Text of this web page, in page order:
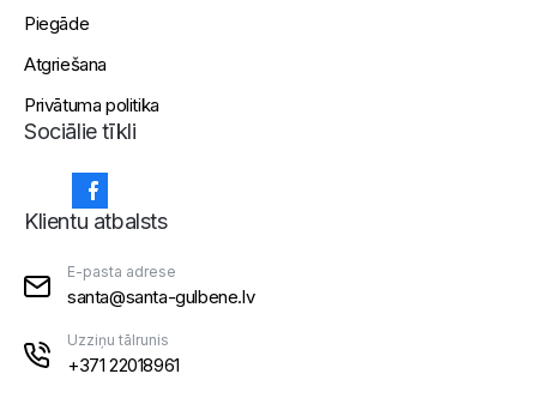
Piegāde
Atgriešana
Privātuma politika
Sociālie tīkli
Klientu atbalsts
E-pasta adrese
santa@santa-gulbene.lv
Uzziņu tālrunis
+371 22018961